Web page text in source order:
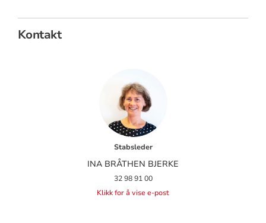
Kontakt
Stabsleder
INA BRÅTHEN BJERKE
32 98 91 00
Klikk for å vise e-post